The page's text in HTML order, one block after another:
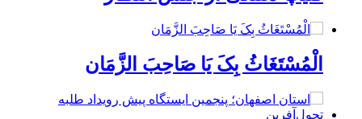
الْمُسْتَغَاثُ بِکَ یَا صَاحِبَ الزَّمَان